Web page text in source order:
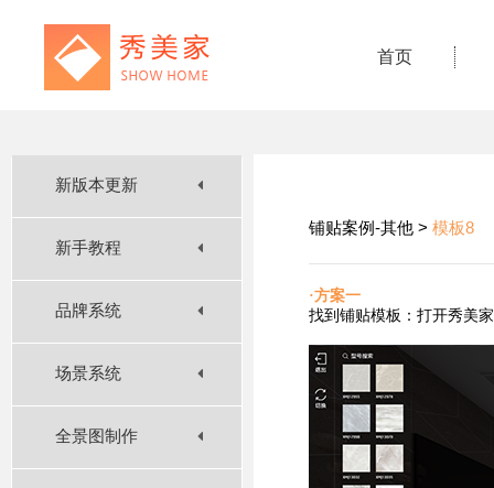
首页
新版本更新
新手教程
品牌系统
场景系统
全景图制作
铺贴案例-其他 > 模板8
·方案一
找到铺贴模板：打开秀美